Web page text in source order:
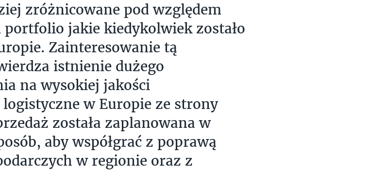
zróżnicowane pod względem
jakie kiedykolwiek zostało
Zainteresowanie tą
istnienie dużego
na wysokiej jakości
w Europie ze strony
została zaplanowana w
aby współgrać z poprawą
w regionie oraz z